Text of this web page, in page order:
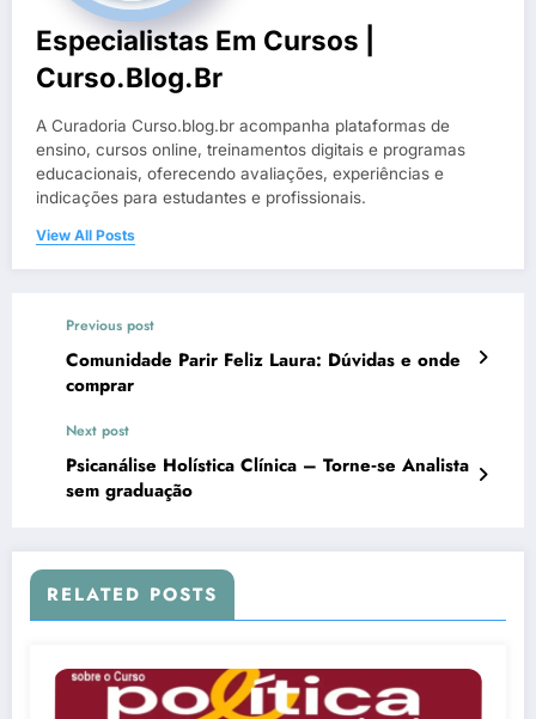
Especialistas Em Cursos |
Curso.blog.br
A Curadoria Curso.blog.br acompanha plataformas de
ensino, cursos online, treinamentos digitais e programas
educacionais, oferecendo avaliações, experiências e
indicações para estudantes e profissionais.
View All Posts
Previous post
Comunidade Parir Feliz Laura: Dúvidas e onde
comprar
Next post
Psicanálise Holística Clínica – Torne‑se Analista
sem graduação
RELATED POSTS